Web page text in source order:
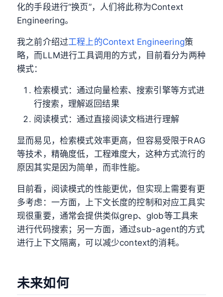
化的手段进行“换页”，人们将此称为Context
Engineering。
我之前介绍过工程上的Context Engineering策
略，而LLM进行工具调用的方式，目前看分为两种
模式：
检索模式：通过向量检索、搜索引擎等方式进
行搜索，理解返回结果
阅读模式：通过直接阅读文档进行理解
显而易见，检索模式效率更高，但容易受限于RAG
等技术，精确度低，工程难度大，这种方式流行的
原因其实是因为简单，而非性能。
目前看，阅读模式的性能更优，但实现上需要有更
多考虑：一方面，上下文长度的控制和对应工具实
现很重要，通常会提供类似grep、glob等工具来
进行代码搜索；另一方面，通过sub-agent的方式
进行上下文隔离，可以减少context的消耗。
未来如何